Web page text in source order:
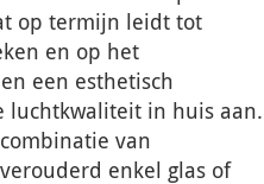
op termijn leidt tot
en op het
een esthetisch
luchtkwaliteit in huis aan.
van
enkel glas of